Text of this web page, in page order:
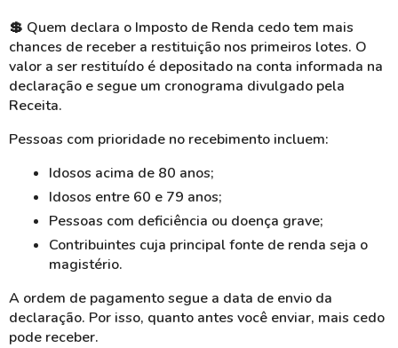
💲 Quem declara o Imposto de Renda cedo tem mais
chances de receber a restituição nos primeiros lotes. O
valor a ser restituído é depositado na conta informada na
declaração e segue um cronograma divulgado pela
Receita.
Pessoas com prioridade no recebimento incluem:
Idosos acima de 80 anos;
Idosos entre 60 e 79 anos;
Pessoas com deficiência ou doença grave;
Contribuintes cuja principal fonte de renda seja o
magistério.
A ordem de pagamento segue a data de envio da
declaração. Por isso, quanto antes você enviar, mais cedo
pode receber.